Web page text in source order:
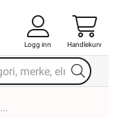
kr. 749,90 3215548
Logg inn Handlekurv